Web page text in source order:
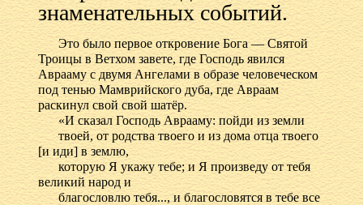
знаменательных событий.
Это было первое откровение Бога — Святой
Троицы в Ветхом завете, где Господь явился
Аврааму с двумя Ангелами в образе человеческом
под тенью Мамврийского дуба, где Авраам
раскинул свой свой шатёр.
«И сказал Господь Аврааму: пойди из земли
твоей, от родства твоего и из дома отца твоего
[и иди] в землю,
которую Я укажу тебе; и Я произведу от тебя
великий народ и
благословлю тебя..., и благословятся в тебе все